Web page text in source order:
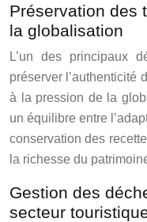
Préservation des
la globalisation
L’un des principaux
préserver l’authenticité
à la pression de la
un équilibre entre
conservation des
la richesse du
Gestion des
secteur